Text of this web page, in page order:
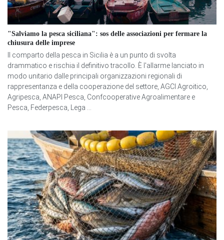
"Salviamo la pesca siciliana": sos delle associazioni per fermare la
chiusura delle imprese
Il comparto della pesca in Sicilia è a un punto di svolta
drammatico e rischia il definitivo tracollo. È l'allarme lanciato in
modo unitario dalle principali organizzazioni regionali di
rappresentanza e della cooperazione del settore, AGCI Agroitico,
Agripesca, ANAPI Pesca, Confcooperative Agroalimentare e
Pesca, Federpesca, Lega ...